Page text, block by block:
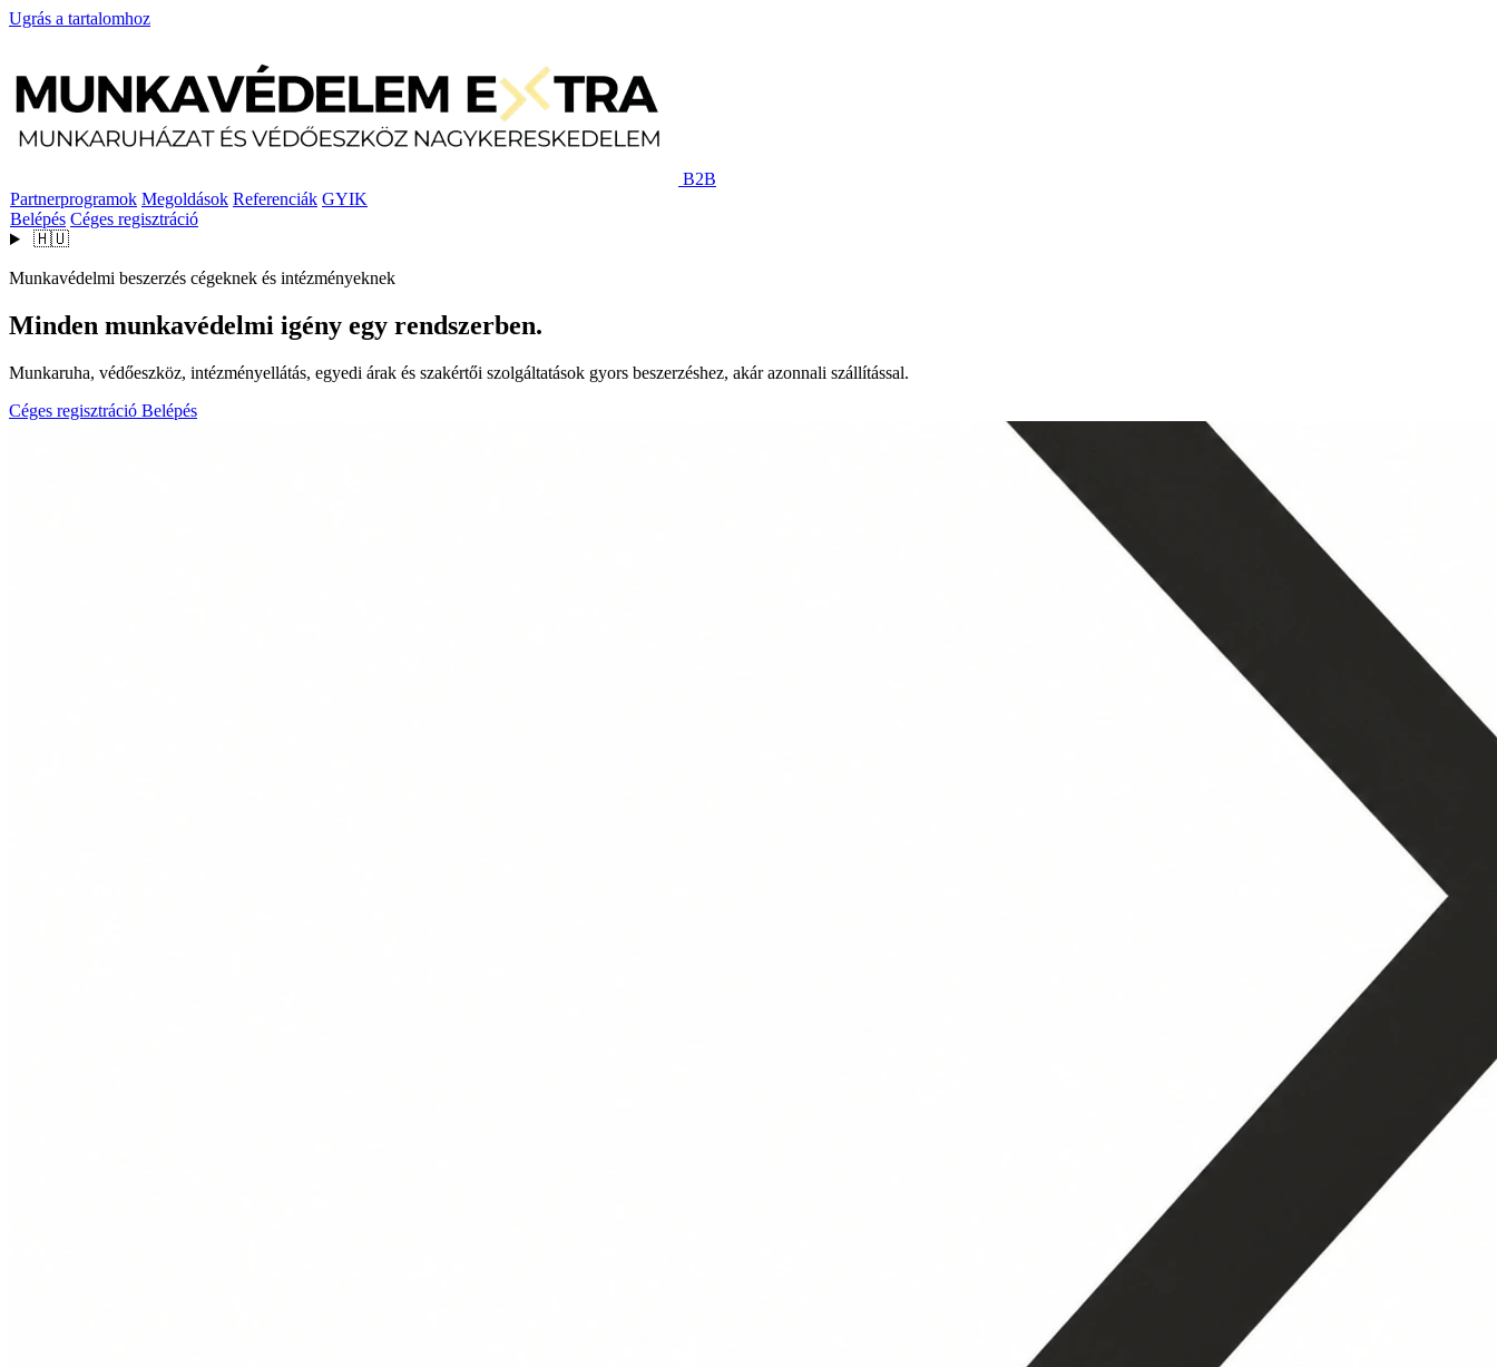
Ugrás a tartalomhoz
B2B
Partnerprogramok Megoldások Referenciák GYIK
Belépés Céges regisztráció
🇭🇺
Munkavédelmi beszerzés cégeknek és intézményeknek
Minden munkavédelmi igény egy rendszerben.
Munkaruha, védőeszköz, intézményellátás, egyedi árak és szakértői szolgáltatások gyors beszerzéshez, akár azonnali szállítással.
Céges regisztráció Belépés